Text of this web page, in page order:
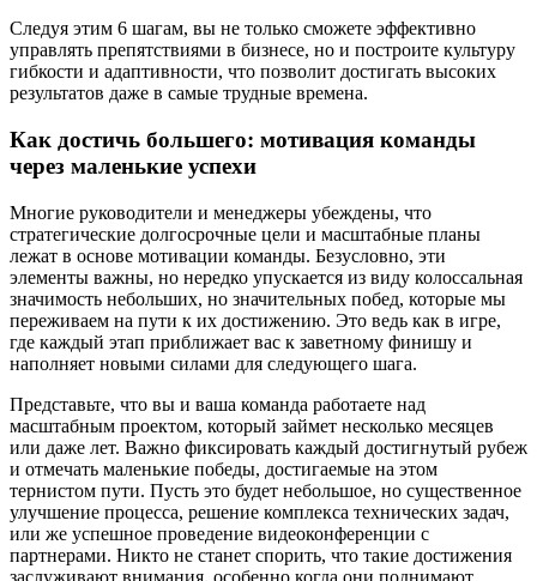
Следуя этим 6 шагам, вы не только сможете эффективно
управлять препятствиями в бизнесе, но и построите культуру
гибкости и адаптивности, что позволит достигать высоких
результатов даже в самые трудные времена.
Как достичь большего: мотивация команды
через маленькие успехи
Многие руководители и менеджеры убеждены, что
стратегические долгосрочные цели и масштабные планы
лежат в основе мотивации команды. Безусловно, эти
элементы важны, но нередко упускается из виду колоссальная
значимость небольших, но значительных побед, которые мы
переживаем на пути к их достижению. Это ведь как в игре,
где каждый этап приближает вас к заветному финишу и
наполняет новыми силами для следующего шага.
Представьте, что вы и ваша команда работаете над
масштабным проектом, который займет несколько месяцев
или даже лет. Важно фиксировать каждый достигнутый рубеж
и отмечать маленькие победы, достигаемые на этом
тернистом пути. Пусть это будет небольшое, но существенное
улучшение процесса, решение комплекса технических задач,
или же успешное проведение видеоконференции с
партнерами. Никто не станет спорить, что такие достижения
заслуживают внимания, особенно когда они поднимают